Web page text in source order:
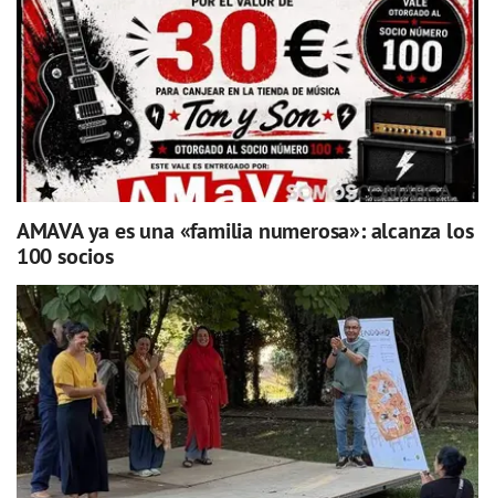
AMAVA ya es una «familia numerosa»: alcanza los
100 socios